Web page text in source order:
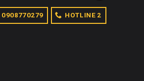
0908770279 HOTLINE 2